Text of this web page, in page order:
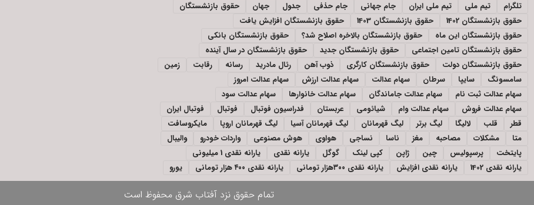
تلگرام
تیم ملی تیم ملی ایران جام جهانی جام حذفی جدول جهان
حقوق بازنشستگان
حقوق بازنشستگان 1402
حقوق بازنشستگان 1403
حقوق بازنشستگان افزایش یافت
حقوق بازنشستگان این ماه
حقوق بازنشستگان بالاخره اصلاح شد؟
حقوق بازنشستگان بانکی
حقوق بازنشستگان تامین اجتماعی
حقوق بازنشستگان جدید
حقوق بازنشستگان در سال آینده
حقوق بازنشستگان دولت
حقوق بازنشستگان کارگری ذوب آهن رئال مادرید رسانه رقابت
زمین
سامسونگ
سایپا سرطان سهام عدالت سهام عدالت ارزش
سهام عدالت امروز
سهام عدالت ثبت نام
سهام عدالت جاماندگان سهام عدالت خانوارها
سهام عدالت سود
سهام عدالت فروش
سهام عدالت وام شیائومی عربستان فدراسیون فوتبال فوتبال
فوتبال ایران
قطر
قلب لالیگا لیگ برتر لیگ قهرمانان لیگ قهرمانان آسیا لیگ قهرمانان اروپا
مایکروسافت
متا
مشکلات مصاحبه مغز ناسا نساجی هواوی هوش مصنوعی واردات خودرو
والیبال
پایتخت
پرسپولیس چین ژاپن کپی لینک گوگل یارانه نقدی
یارانه نقدی 1 میلیونی
یارانه نقدی 1402
یارانه نقدی افزایش یارانه نقدی ۳۰۰هزار تومانی یارانه نقدی ۴۰۰ هزار تومانی یورو
تمام حقوق نزد آفتاب شرق محفوظ است